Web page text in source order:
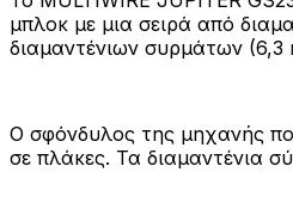
μπλοκ με μια σειρά από
διαμαντένιων συρμάτων (6,3
Ο σφόνδυλος της μηχανής
σε πλάκες. Τα διαμαντένια